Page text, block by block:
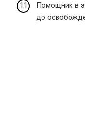
Помощник в
до